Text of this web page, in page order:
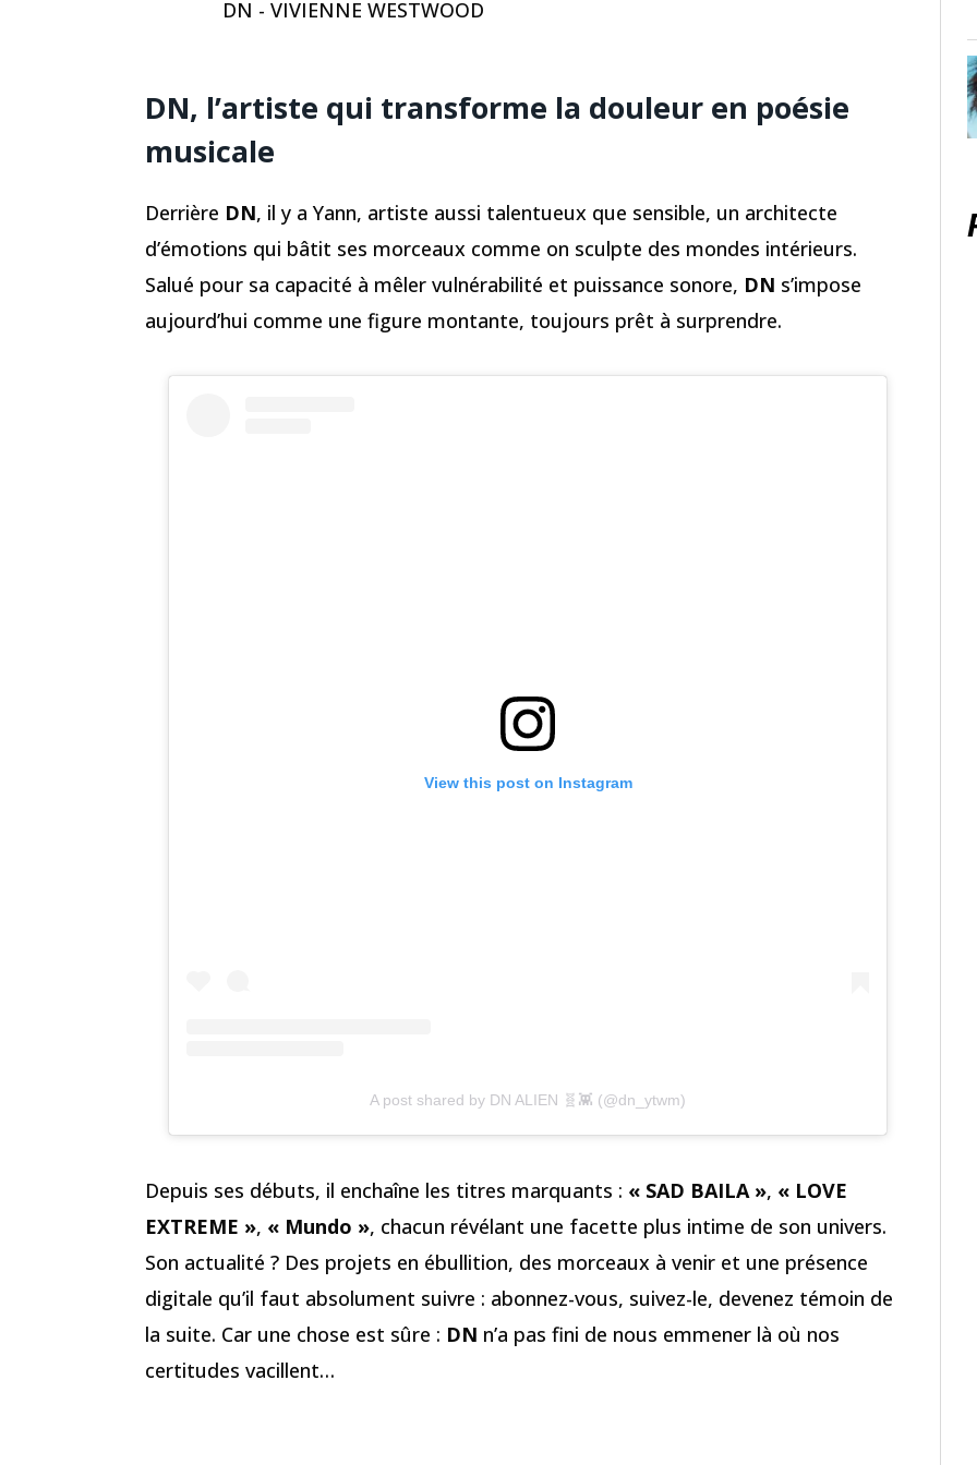
DN - VIVIENNE WESTWOOD
DN, l’artiste qui transforme la douleur en poésie
musicale
Derrière DN, il y a Yann, artiste aussi talentueux que sensible, un architecte
d’émotions qui bâtit ses morceaux comme on sculpte des mondes intérieurs.
Salué pour sa capacité à mêler vulnérabilité et puissance sonore, DN s’impose
aujourd’hui comme une figure montante, toujours prêt à surprendre.
View this post on Instagram
A post shared by DN ALIEN 🧬👾 (@dn_ytwm)
Depuis ses débuts, il enchaîne les titres marquants : « SAD BAILA », « LOVE
EXTREME », « Mundo », chacun révélant une facette plus intime de son univers.
Son actualité ? Des projets en ébullition, des morceaux à venir et une présence
digitale qu’il faut absolument suivre : abonnez-vous, suivez-le, devenez témoin de
la suite. Car une chose est sûre : DN n’a pas fini de nous emmener là où nos
certitudes vacillent…